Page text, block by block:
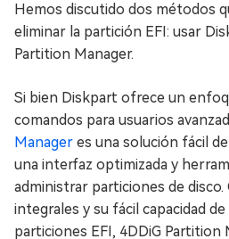
Hemos discutido dos métodos
eliminar la partición EFI: usar
Partition Manager.
Si bien Diskpart ofrece un
comandos para usuarios
Manager es una solución fácil
una interfaz optimizada y
administrar particiones de
integrales y su fácil capacidad
particiones EFI, 4DDiG Partition